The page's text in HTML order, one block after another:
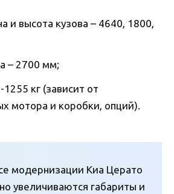
и высота кузова – 4640, 1800,
– 2700 мм;
кг (зависит от
мотора и коробки, опций).
модернизации Киа Церато
увеличиваются габариты и